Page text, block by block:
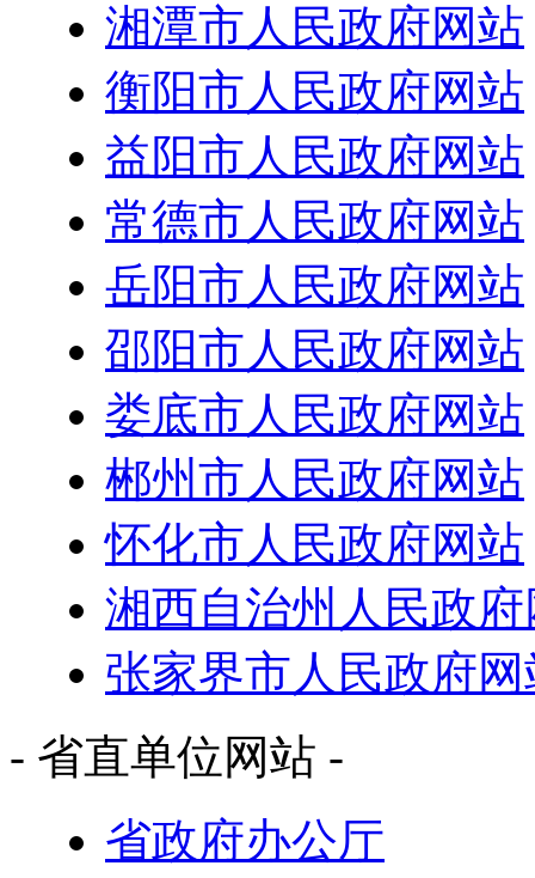
湘潭市人民政府网站
衡阳市人民政府网站
益阳市人民政府网站
常德市人民政府网站
岳阳市人民政府网站
邵阳市人民政府网站
娄底市人民政府网站
郴州市人民政府网站
怀化市人民政府网站
湘西自治州人民政
张家界市人民政府网
- 省直单位网站 -
省政府办公厅